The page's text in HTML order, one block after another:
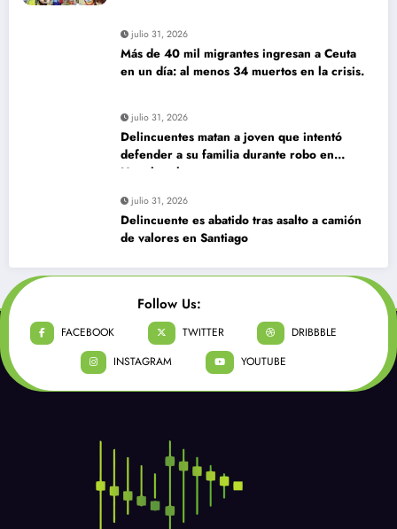
julio 31, 2026
Más de 40 mil migrantes ingresan a Ceuta
en un día: al menos 34 muertos en la crisis.
julio 31, 2026
Delincuentes matan a joven que intentó
defender a su familia durante robo en
Huechuraba
julio 31, 2026
Delincuente es abatido tras asalto a camión
de valores en Santiago
Follow Us:
FACEBOOK TWITTER
DRIBBBLE
INSTAGRAM
YOUTUBE